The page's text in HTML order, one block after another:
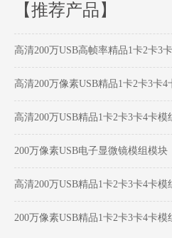
【推荐产品】
高清200万USB高帧率精品1卡2卡3
高清200万像素USB精品1卡2卡3卡4
高清200万USB精品1卡2卡3卡4卡模
200万像素USB电子显微镜模组模块
高清200万USB精品1卡2卡3卡4卡模
200万像素USB精品1卡2卡3卡4卡模